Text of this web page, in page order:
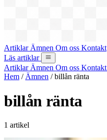
Artiklar Ämnen Om oss Kontakt
Läs artiklar
Artiklar Ämnen Om oss Kontakt
Hem / Ämnen / billån ränta
billån ränta
1 artikel